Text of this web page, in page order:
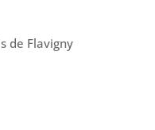
de Flavigny